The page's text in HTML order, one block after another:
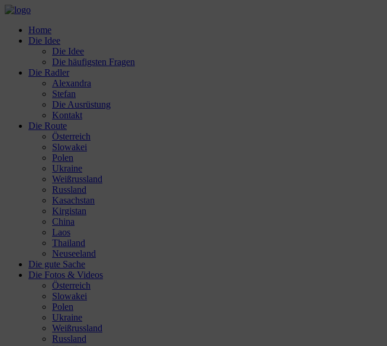
Home
Die Idee
Die Idee
Die häufigsten Fragen
Die Radler
Alexandra
Stefan
Die Ausrüstung
Kontakt
Die Route
Österreich
Slowakei
Polen
Ukraine
Weißrussland
Russland
Kasachstan
Kirgistan
China
Laos
Thailand
Neuseeland
Die gute Sache
Die Fotos & Videos
Österreich
Slowakei
Polen
Ukraine
Weißrussland
Russland